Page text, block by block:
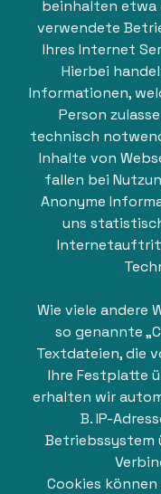
beinhalten etwa
verwendete
Ihres Internet
Hierbei
Informationen,
Person
technisch
Inhalte von
fallen bei
Anonyme
uns
Wie viele andere
so genannte
Textdateien, die
Ihre Festplatte
erhalten wir
B. IP-
Betriebssystem
Cookies